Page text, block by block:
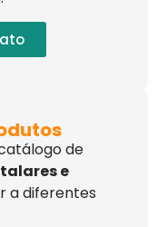
de
e
a diferentes